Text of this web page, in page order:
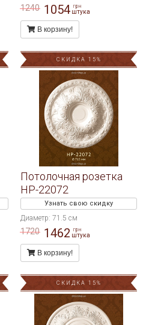
1240 1054 грн
штука
В корзину!
СКИДКА 15%
Потолочная розетка
HP-22072
Узнать свою скидку
Диаметр: 71.5 см
1720 1462 грн
штука
В корзину!
СКИДКА 15%